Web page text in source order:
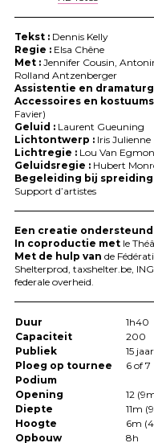
Tekst :Dennis Kelly
Regie :Elsa Chêne
Met :Jennifer Cousin,
Rolland Antzenberger
Assistentie en
Accessoires en kostuums
Favier)
Geluid :Laurent Gueuning
Lichtontwerp :Iris Julienne
Lichtregie :Lou Van
Geluidsregie :Hubert
Begeleiding bij
Support d’artistes
Een creatie
In coproductie metle
Met de hulp van de
Shelterprod, taxshelter.be, ING
federale overheid.
Duur
1h40
Capaciteit
200
Publiek
15
Ploeg op tournee
6 of 7
Podium
Opening
12
Diepte
11m
Hoogte
6m
Opbouw
8h